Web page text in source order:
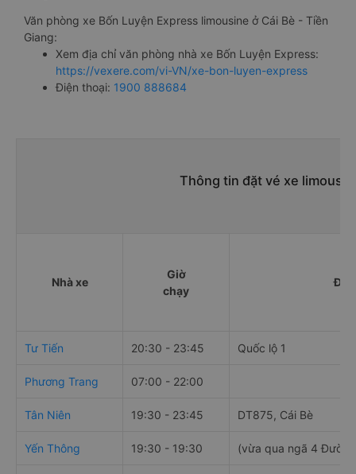
Văn phòng xe Bốn Luyện Express limousine ở Cái Bè - Tiền
Giang:
Xem địa chỉ văn phòng nhà xe Bốn Luyện Express:
https://vexere.com/vi-VN/xe-bon-luyen-express
Điện thoại: 1900 888684
Thông tin đặt vé xe
Nhà xe
Giờ
chạy
Tư Tiến 20:30 - 23:45 Quốc lộ 1
Phương Trang 07:00 - 22:00
Tân Niên 19:30 - 23:45 DT875, Cái Bè
Yến Thông 19:30 - 19:30 (vừa qua ngã 4